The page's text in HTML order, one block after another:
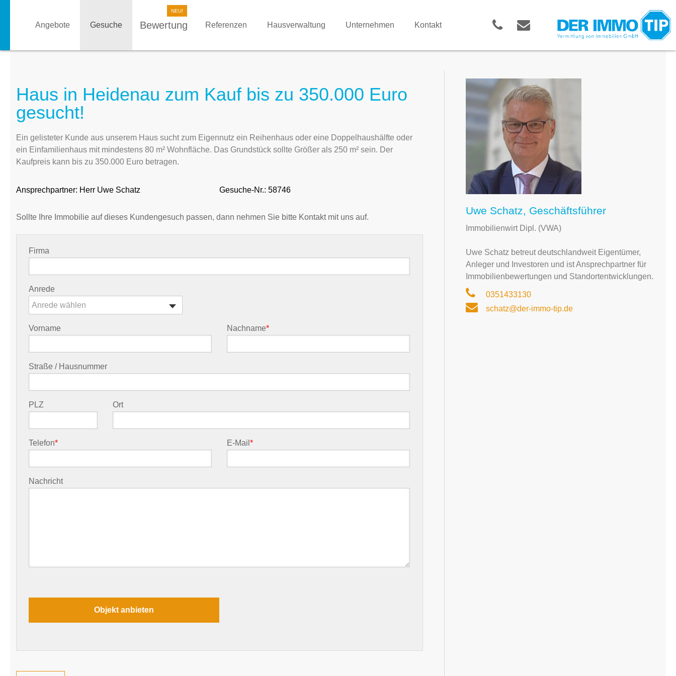
Angebote Gesuche Bewertung Referenzen Hausverwaltung Unternehmen Kontakt
Haus in Heidenau zum Kauf bis zu 350.000 Euro
gesucht!
Ein gelisteter Kunde aus unserem Haus sucht zum Eigennutz ein Reihenhaus oder eine Doppelhaushälfte oder
ein Einfamilienhaus mit mindestens 80 m² Wohnfläche. Das Grundstück sollte Größer als 250 m² sein. Der
Kaufpreis kann bis zu 350.000 Euro betragen.
Ansprechpartner: Herr Uwe Schatz Gesuche-Nr.: 58746
Sollte Ihre Immobilie auf dieses Kundengesuch passen, dann nehmen Sie bitte Kontakt mit uns auf.
Firma
Anrede
Anrede wählen
Vorname Nachname*
Straße / Hausnummer
PLZ Ort
Telefon* E-Mail*
Nachricht
Uwe Schatz, Geschäftsführer
Immobilienwirt Dipl. (VWA)
Uwe Schatz betreut deutschlandweit Eigentümer,
Anleger und Investoren und ist Ansprechpartner für
Immobilienbewertungen und Standortentwicklungen.
0351433130
schatz@der-immo-tip.de